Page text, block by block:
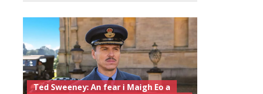
Ted Sweeney: An fear i Maigh Eo a